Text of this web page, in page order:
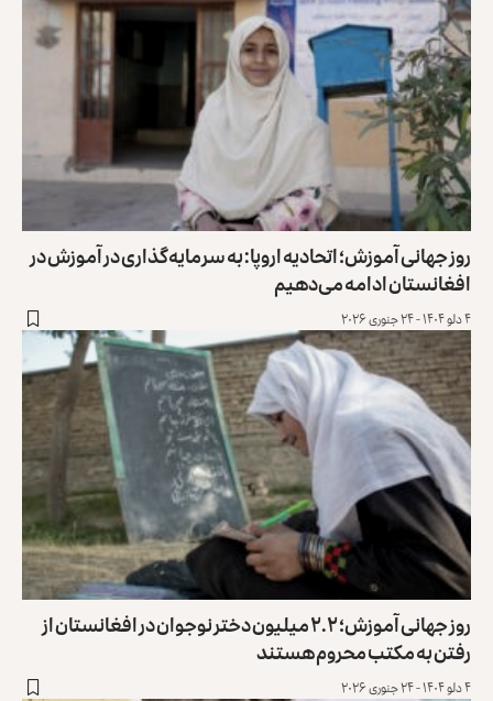
روز جهانی آموزش؛ اتحادیه اروپا: به سرمایه‌گذاری در آموزش در
افغانستان ادامه می‌دهیم
۴ دلو ۱۴۰۴ - ۲۴ جنوری ۲۰۲۶
روز جهانی آموزش؛ ۲.۲ میلیون دختر نوجوان در افغانستان از
رفتن به مکتب محروم هستند
۴ دلو ۱۴۰۴ - ۲۴ جنوری ۲۰۲۶